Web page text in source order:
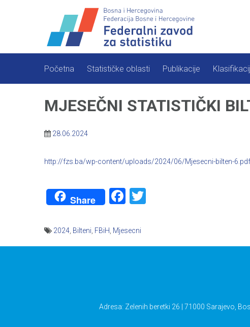
Početna Statističke oblasti Publikacije
MJESEČNI STATISTIČKI
28.06.2024
http://fzs.ba/wp-content/uploads/2024/06/Mjesecni-bilten-6.pdf
Share Facebook
2024 Bilteni FBiH Mjesecni
Adresa: Zelenih beretki 26 | 71000 Sarajevo,